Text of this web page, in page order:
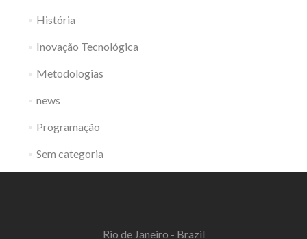
História
Inovação Tecnológica
Metodologias
news
Programação
Sem categoria
Rio de Janeiro - Brazil